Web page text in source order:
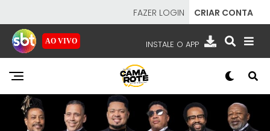
FAZER LOGIN CRIAR CONTA
AO VIVO INSTALE O APP
EMISSORAS
NOSSAS REDES APP TV SBT